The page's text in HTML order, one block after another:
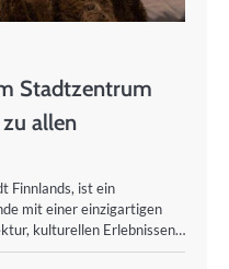
Stadtzentrum
allen
Finnlands, ist ein
mit einer einzigartigen
kulturellen Erlebnissen…